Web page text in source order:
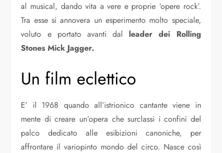
al musical, dando vita a vere e proprie ‘opere rock’.
Tra esse si annovera un esperimento molto speciale,
voluto e portato avanti dal leader dei Rolling
Stones Mick Jagger.
Un film eclettico
E’ il 1968 quando all’istrionico cantante viene in
mente di creare un’opera che surclassi i confini del
palco dedicato alle esibizioni canoniche, per
affrontare il variopinto mondo del circo. Nasce così